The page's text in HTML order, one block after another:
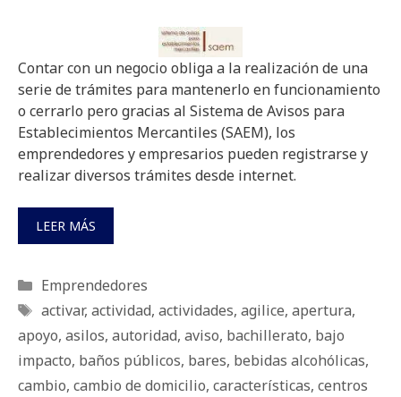
Contar con un negocio obliga a la realización de una
serie de trámites para mantenerlo en funcionamiento
o cerrarlo pero gracias al Sistema de Avisos para
Establecimientos Mercantiles (SAEM), los
emprendedores y empresarios pueden registrarse y
realizar diversos trámites desde internet.
LEER MÁS
Categorías
Emprendedores
Etiquetas
activar, actividad, actividades, agilice, apertura,
apoyo, asilos, autoridad, aviso, bachillerato, bajo
impacto, baños públicos, bares, bebidas alcohólicas,
cambio, cambio de domicilio, características, centros